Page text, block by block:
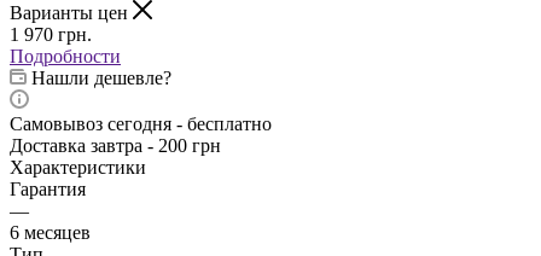
Варианты цен
1 970 грн.
Подробности
Нашли дешевле?
Самовывоз сегодня - бесплатно
Доставка завтра - 200 грн
Характеристики
Гарантия
—
6 месяцев